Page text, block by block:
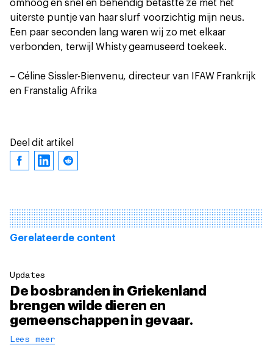
omhoog en snel en behendig betastte ze met het
uiterste puntje van haar slurf voorzichtig mijn neus.
Een paar seconden lang waren wij zo met elkaar
verbonden, terwijl Whisty geamuseerd toekeek.
– Céline Sissler-Bienvenu, directeur van IFAW Frankrijk
en Franstalig Afrika
Deel dit artikel
Gerelateerde content
Updates
De bosbranden in Griekenland
brengen wilde dieren en
gemeenschappen in gevaar.
Lees meer